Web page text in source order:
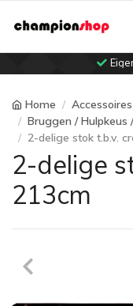
Home Accessoires
Bruggen / Hulpkeus
2-delige stok t.b.v.
2-delige
213cm
Previous